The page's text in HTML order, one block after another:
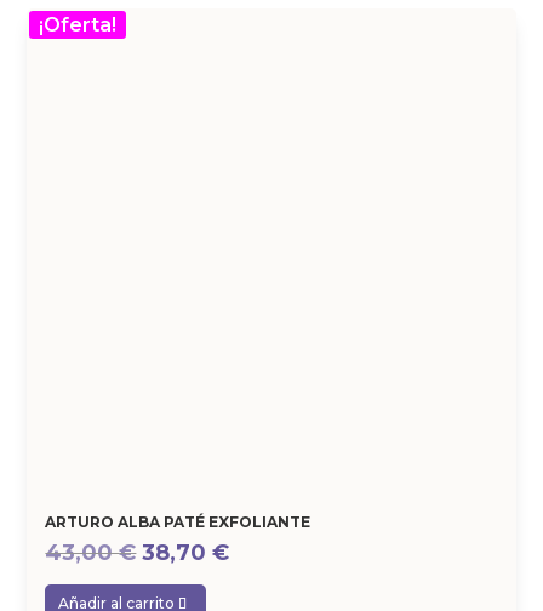
¡Oferta!
ARTURO ALBA PATÉ EXFOLIANTE
43,00€ El
precio
38,70€El
Añadir al carrito